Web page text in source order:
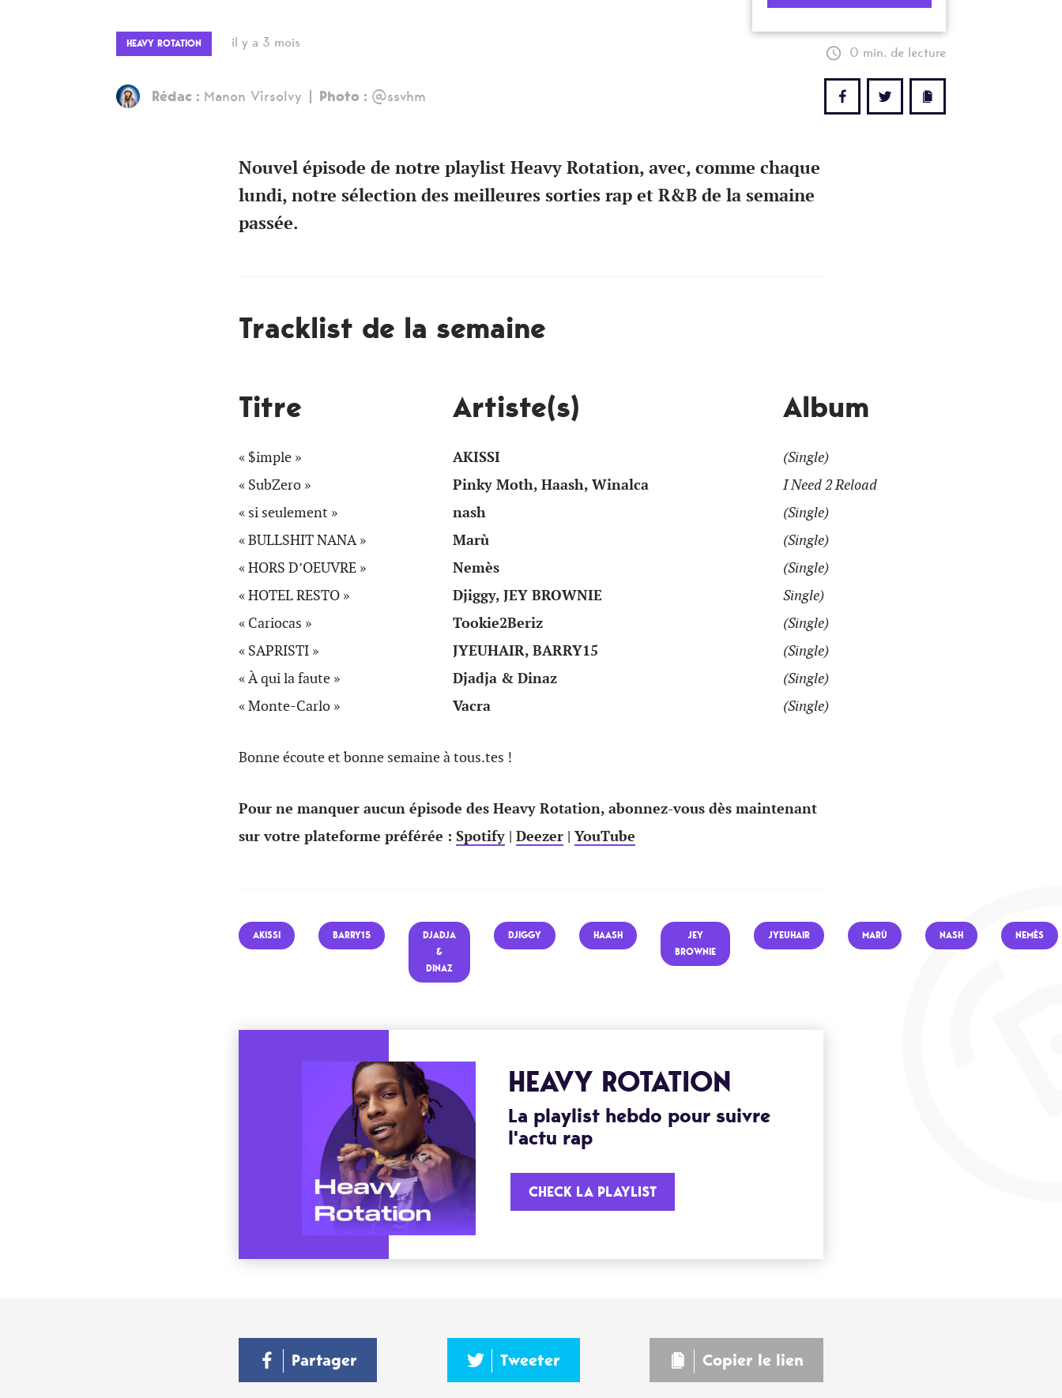
HEAVY ROTATION il y a 3 mois
0 min. de lecture
Rédac : Manon Virsolvy Photo : @ssvhm
Nouvel épisode de notre playlist Heavy Rotation, avec, comme chaque
lundi, notre sélection des meilleures sorties rap et R&B de la semaine
passée.
Tracklist de la semaine
Titre Artiste(s) Album
« $imple » AKISSI
(Single)
« SubZero »
Pinky Moth, Haash, Winalca
I Need 2 Reload
« si seulement »
nash
(Single)
« BULLSHIT NANA »
Marù
(Single)
« HORS D’OEUVRE »
Nemès
(Single)
« HOTEL RESTO »
Djiggy, JEY BROWNIE
Single)
« Cariocas »
Tookie2Beriz
(Single)
« SAPRISTI »
JYEUHAIR, BARRY15
(Single)
« À qui la faute »
Djadja & Dinaz
(Single)
« Monte-Carlo »
Vacra (Single)
Bonne écoute et bonne semaine à tous.tes !
Pour ne manquer aucun épisode des Heavy Rotation, abonnez-vous dès maintenant
sur votre plateforme préférée : Spotify | Deezer | YouTube
AKISSI BARRY15
DJADJA
&
DINAZ
DJIGGY HAASH
JEY
BROWNIE
JYEUHAIR MARÙ NASH NEMÈS
HEAVY ROTATION
La playlist hebdo pour suivre
l'actu rap
CHECK LA PLAYLIST
Partager Tweeter Copier le lien